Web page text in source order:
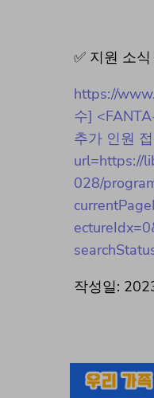
✅ 지원 소
https://
수]
추가 인원
url=https://
028/
작성일: